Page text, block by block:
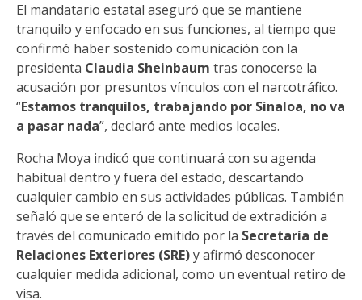
El mandatario estatal aseguró que se mantiene
tranquilo y enfocado en sus funciones, al tiempo que
confirmó haber sostenido comunicación con la
presidenta Claudia Sheinbaum tras conocerse la
acusación por presuntos vínculos con el narcotráfico.
“Estamos tranquilos, trabajando por Sinaloa, no va
a pasar nada”, declaró ante medios locales.
Rocha Moya indicó que continuará con su agenda
habitual dentro y fuera del estado, descartando
cualquier cambio en sus actividades públicas. También
señaló que se enteró de la solicitud de extradición a
través del comunicado emitido por la Secretaría de
Relaciones Exteriores (SRE)y afirmó desconocer
cualquier medida adicional, como un eventual retiro de
visa.